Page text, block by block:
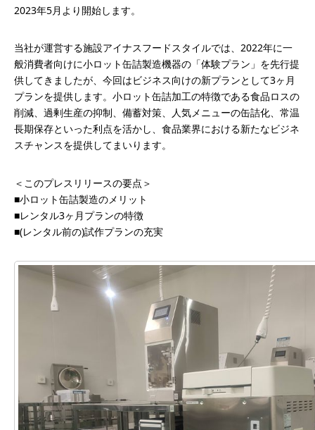
2023年5月より開始します。
当社が運営する施設アイナスフードスタイルでは、2022年に一
般消費者向けに小ロット缶詰製造機器の「体験プラン」を先行提
供してきましたが、今回はビジネス向けの新プランとして3ヶ月
プランを提供します。小ロット缶詰加工の特徴である食品ロスの
削減、過剰生産の抑制、備蓄対策、人気メニューの缶詰化、常温
長期保存といった利点を活かし、食品業界における新たなビジネ
スチャンスを提供してまいります。
＜このプレスリリースの要点＞
■小ロット缶詰製造のメリット
■レンタル3ヶ月プランの特徴
■(レンタル前の)試作プランの充実